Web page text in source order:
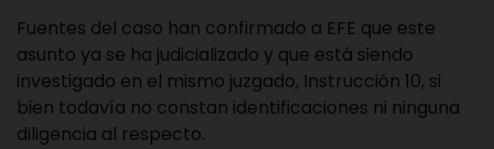
Fuentes del caso han confirmado a EFE que este
asunto ya se ha judicializado y que está siendo
investigado en el mismo juzgado, Instrucción 10, si
bien todavía no constan identificaciones ni ninguna
diligencia al respecto.